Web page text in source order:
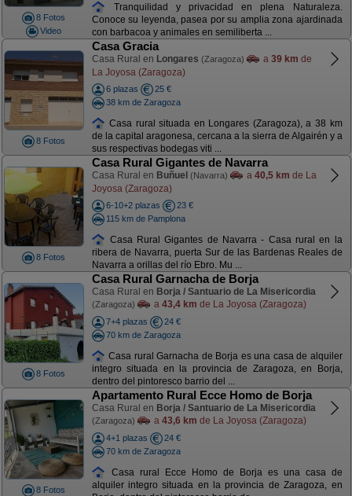
8 Fotos
Video
Tranquilidad y privacidad en plena Naturaleza.
Conoce su leyenda, pasea por su amplia zona ajardinada
con barbacoa y animales en semiliberta ...
8 Fotos
Casa Gracia
Casa Rural en Longares (Zaragoza) a 39 km de
La Joyosa (Zaragoza)
6 plazas
25 €
38 km de Zaragoza
Casa rural situada en Longares (Zaragoza), a 38 km
de la capital aragonesa, cercana a la sierra de Algairén y a
sus respectivas bodegas viti ...
8 Fotos
Casa Rural Gigantes de Navarra
Casa Rural en Buñuel (Navarra) a 40,5 km de La
Joyosa (Zaragoza)
6-10+2 plazas
23 €
115 km de Pamplona
Casa Rural Gigantes de Navarra - Casa rural en la
ribera de Navarra, puerta Sur de las Bardenas Reales de
Navarra a orillas del río Ebro. Mu ...
8 Fotos
Casa Rural Garnacha de Borja
Casa Rural en Borja / Santuario de La Misericordia
(Zaragoza) a 43,4 km de La Joyosa (Zaragoza)
7+4 plazas
24 €
70 km de Zaragoza
Casa rural Garnacha de Borja es una casa de alquiler
integro situada en la provincia de Zaragoza, en Borja,
dentro del pintoresco barrio del ...
8 Fotos
Apartamento Rural Ecce Homo de Borja
Casa Rural en Borja / Santuario de La Misericordia
(Zaragoza) a 43,6 km de La Joyosa (Zaragoza)
4+1 plazas
24 €
70 km de Zaragoza
Casa rural Ecce Homo de Borja es una casa de
alquiler integro situada en la provincia de Zaragoza, en